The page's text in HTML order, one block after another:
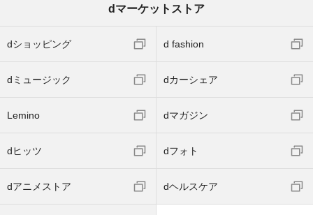
dマーケットストア
dショッピング d fashion
dミュージック dカーシェア
Lemino dマガジン
dヒッツ dフォト
dアニメストア dヘルスケア